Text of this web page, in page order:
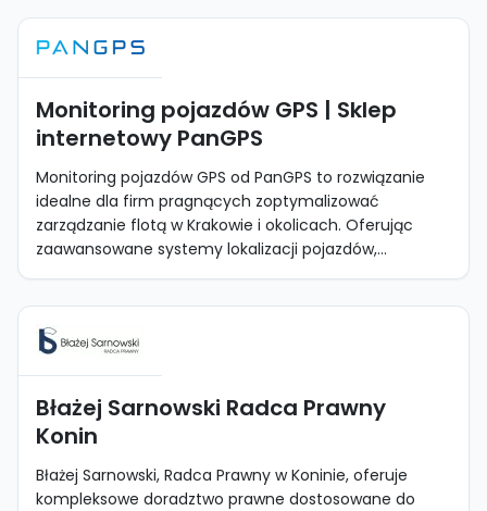
Monitoring pojazdów GPS | Sklep
internetowy PanGPS
Monitoring pojazdów GPS od PanGPS to rozwiązanie
idealne dla firm pragnących zoptymalizować
zarządzanie flotą w Krakowie i okolicach. Oferując
zaawansowane systemy lokalizacji pojazdów,...
Błażej Sarnowski Radca Prawny
Konin
Błażej Sarnowski, Radca Prawny w Koninie, oferuje
kompleksowe doradztwo prawne dostosowane do